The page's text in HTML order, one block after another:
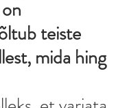
teiste
mida hing